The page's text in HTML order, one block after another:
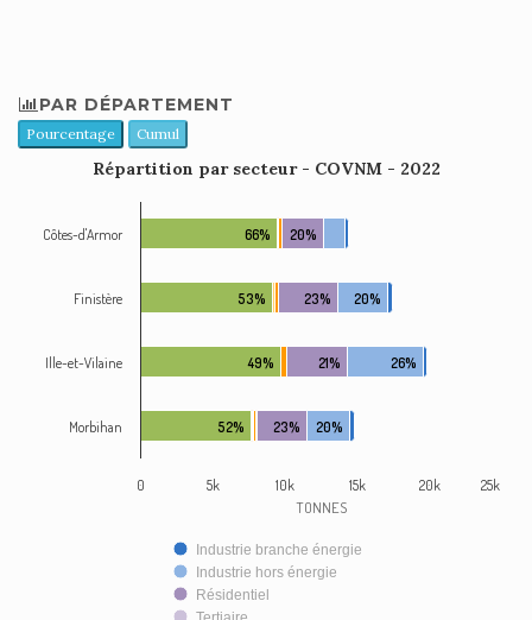
PAR DÉPARTEMENT
Pourcentage Cumul
Répartition par secteur - COVNM - 2022
TONNES
20%
26%
20%
20%
23%
21%
23%
66%
53%
49%
52%
Industrie branche énergie
Industrie hors énergie
Résidentiel
0 5k 10k 15k 20k 25k
Côtes-d'Armor
Finistère
Ille-et-Vilaine
Morbihan